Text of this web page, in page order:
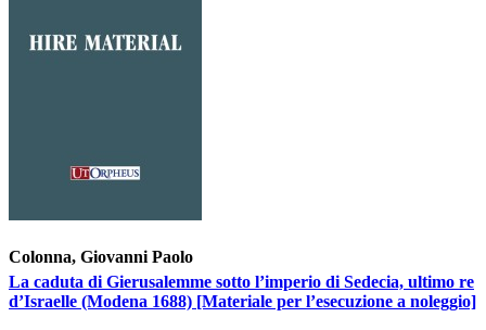
Colonna, Giovanni Paolo
La caduta di Gierusalemme sotto l’imperio di Sedecia, ultimo re
d’Israelle (Modena 1688) [Materiale per l’esecuzione a noleggio]